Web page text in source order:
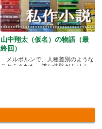
山中翔太（仮名）の物語（最
終回）
メルボルンで、人種差別のような
ことをされた、嫌な体験がありま